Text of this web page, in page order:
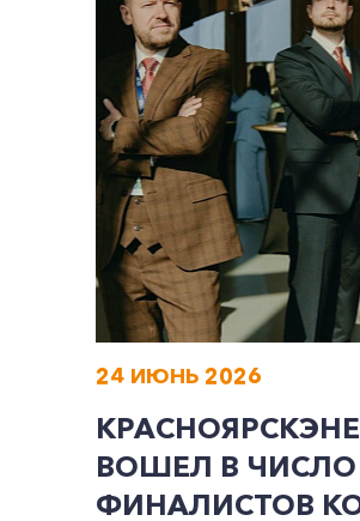
24 ИЮНЬ 2026
ВОШЕЛ В ЧИСЛО
ФИНАЛИСТОВ